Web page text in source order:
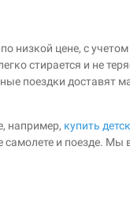
низкой цене, с учетом
стирается и не
поездки доставят
например, купить
и поезде. Мы